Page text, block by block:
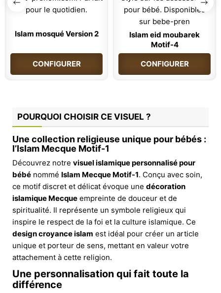
Islam mosqué Version 2
CONFIGURER
Islam eid moubarek
Motif-4
CONFIGURER
POURQUOI CHOISIR CE VISUEL ?
Une collection religieuse unique pour bébés :
l’Islam Mecque Motif-1
Découvrez notre visuel islamique personnalisé pour
bébé nommé Islam Mecque Motif-1. Conçu avec soin,
ce motif discret et délicat évoque une décoration
islamique Mecque empreinte de douceur et de
spiritualité. Il représente un symbole religieux qui
inspire le respect de la foi et la culture islamique. Ce
design croyance islam est idéal pour créer un article
unique et porteur de sens, mettant en valeur votre
attachement à cette religion.
Une personnalisation qui fait toute la
différence